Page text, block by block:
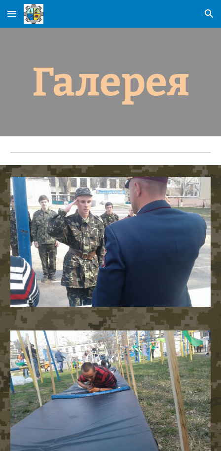
Skip to main content Skip to navigation
Галерея